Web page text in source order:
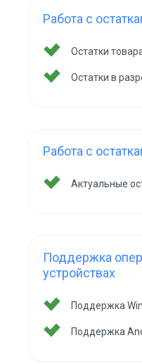
Работа с
Остатки
Остатки в
Работа с
Актуальные
Поддержка
устройствах
Поддержка
Поддержка